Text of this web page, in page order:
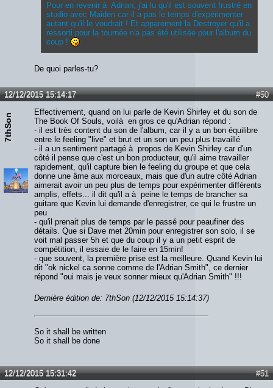
Pour en revenir à Adrian, j'ai lu qu'il est souvent frustré en
studio avec Maiden car il a pas le temps d'expérimenter
autant qu'il le voudrait ! Et apparement la Destroyer qu'il a
ressorti pour la tournée n'a pas été utilisée pour l'album du
coup !
De quoi parles-tu?
#50
12/12/2015 15:14:17
7thSon
Effectivement, quand on lui parle de Kevin Shirley et du son de
The Book Of Souls, voilà en gros ce qu'Adrian répond :
- il est très content du son de l'album, car il y a un bon équilibre
entre le feeling "live" et brut et un son un peu plus travaillé
- il a un sentiment partagé à propos de Kevin Shirley car d'un
côté il pense que c'est un bon producteur, qu'il aime travailler
rapidement, qu'il capture bien le feeling du groupe et que cela
donne une âme aux morceaux, mais que d'un autre côté Adrian
aimerait avoir un peu plus de temps pour expérimenter différents
amplis, effets... il dit qu'il a à peine le temps de brancher sa
guitare que Kevin lui demande d'enregistrer, ce qui le frustre un
peu
- qu'il prenait plus de temps par le passé pour peaufiner des
détails. Que si Dave met 20min pour enregistrer son solo, il se
voit mal passer 5h et que du coup il y a un petit esprit de
compétition, il essaie de le faire en 15min!
- que souvent, la première prise est la meilleure. Quand Kevin lui
dit "ok nickel ca sonne comme de l'Adrian Smith", ce dernier
répond "oui mais je veux sonner mieux qu'Adrian Smith" !!!
Dernière édition de: 7thSon (12/12/2015 15:14:37)
So it shall be written
So it shall be done
#51
12/12/2015 15:31:42